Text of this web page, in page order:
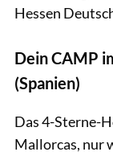
Hessen
Dein CAMP
(Spanien)
Das 4-Sterne-
Mallorcas, nur